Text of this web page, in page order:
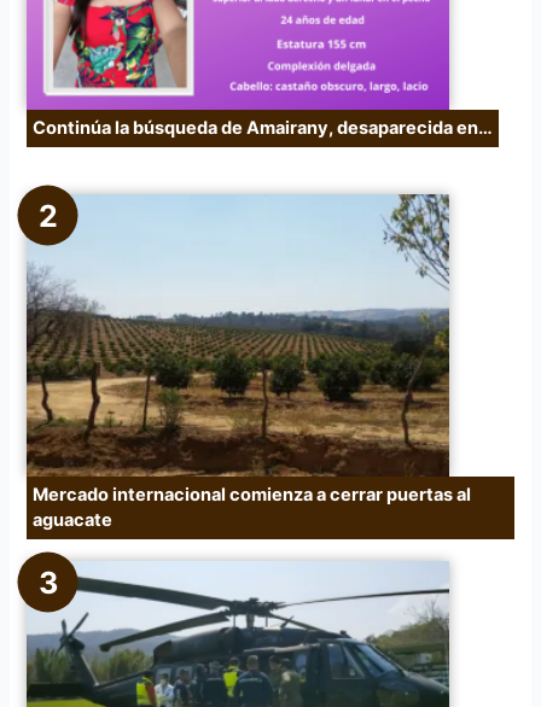
Continúa la búsqueda de Amairany, desaparecida en…
Mercado internacional comienza a cerrar puertas al
aguacate